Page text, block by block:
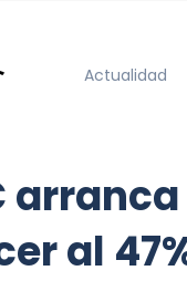
Actualidad
al